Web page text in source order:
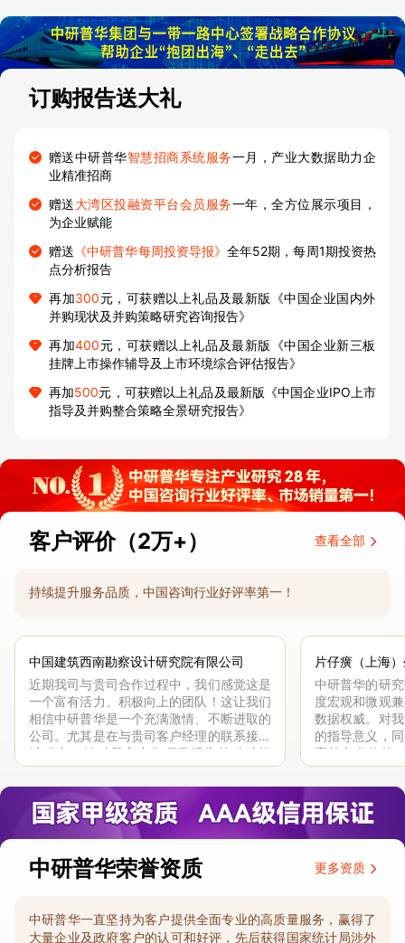
订购报告送大礼
赠送中研普华智慧招商系统服务一月，产业大数据助力企
业精准招商
赠送大湾区投融资平台会员服务一年，全方位展示项目，
为企业赋能
赠送 《中研普华每周投资导报》全年52期，每周1期投资热
点分析报告
再加300元，可获赠以上礼品及最新版《中国企业国内外
并购现状及并购策略研究咨询报告》
再加400元，可获赠以上礼品及最新版《中国企业新三板
挂牌上市操作辅导及上市环境综合评估报告》
再加500元，可获赠以上礼品及最新版《中国企业IPO上市
指导及并购整合策略全景研究报告》
客户评价（2万+） 查看全部
持续提升服务品质，中国咨询行业好评率第一！
中国建筑西南勘察设计研究院有限公司
近期我司与贵司合作过程中，我们感觉这是
一个富有活力、积极向上的团队！这让我们
相信中研普华是一个充满激情、不断进取的
公司。尤其是在与贵司客户经理的联系接洽
过程中，针对我方合作项目报告的种种细
节，及时细致缜密地协助与项目部沟通、探
讨和完善...
片仔癀（上海
中研普华的研
度宏观和微观
数据权威。对
的指导意义，
高的参考价值
体化”服务和行
司继续...
中研普华荣誉资质 更多资质
中研普华一直坚持为客户提供全面专业的高质量服务，赢得了
大量企业及政府客户的认可和好评，先后获得国家统计局涉外